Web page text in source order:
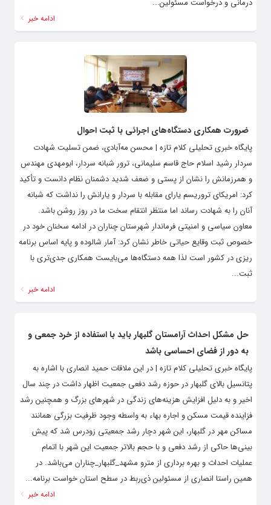
درمانی و درخواست مسئولین...
ادامه خبر
ضرورت همکاری دستگاه‌های اجرائی با ثبت احوال
پایگاه خبری تحلیلی کلام تازه | محسن مه‌آبادی، ضمن تسلیت شهادت
سردار رشید اسلام حاج قاسم سلیمانی، ترور شبانه سردار، ابومهدی مهندس
و همرزمانش را نشان از پستی و ضعف شدید دشمنان نظام دانست و تأکید
کرد: امریکای تروریسم یارای مقابله با سردار و یارانش را نداشت که شبانه
آنان را به شهادت رساند اما منتظر انتقام سخت ما در روز روشن باشد.
معاون سیاسی و امنیتی فرماندار شهرستان چناران در ادامه سخنان خود در
خصوص ثبت وقایع حیاتی خاطر نشان کرد: آمار شالوده و پایه اساس برنامه
ریزی در کشور است لذا همه دستگاه‌ها می‌بایست همکاری جدی‌تری با
ثبت...
ادامه خبر
حل مشکل احداث آرامستان گلبهار باید با استفاده از خرد جمعی و
به دور از فضای احساسی باشد
پایگاه خبری تحلیلی کلام تازه | در این ملاقات حمید انصاری با اشاره به
پتانسیل بالای گلبهار در حوزه رشد دفعی جمعیت اظهار داشت در چند سال
اخیر و به دلیل افزایش هزینه‌های زندگی در شهرهای بزرگ و همچنین رشد
فزاینده قیمت مسکن و اجاره بهاء به واسطه وجود ظرفیت بزرگی همانند
مساکن مهر در گلبهار، این شهر دچار رشد جمعیتی زودرس شد که پیش
بینی‌ها حاکی از رشد دفعی و با حجم بالاتر جمعیت این شهر با اتمام
عملیات احداث و بهره برداری از مترو مشهد_گلبهار_چناران می‌باشد. در
همین راستا انصاری از مسئولین ذی‌ربط در سطح استان خواست برنامه...
ادامه خبر